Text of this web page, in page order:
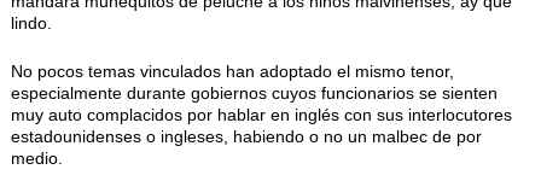
lindo.
No pocos temas vinculados han adoptado el mismo tenor,
especialmente durante gobiernos cuyos funcionarios se sienten
muy auto complacidos por hablar en inglés con sus interlocutores
estadounidenses o ingleses, habiendo o no un malbec de por
medio.